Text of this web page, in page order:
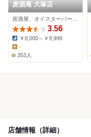
麦酒庵 大塚店
3.56
Dinner:
￥8,000～￥9,999
-
353人
店舗情報（詳細）